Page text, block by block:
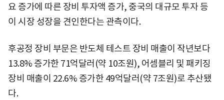
요 증가에 따른 장비 투자액 증가, 중국의 대규모 투자 등
이 시장 성장을 견인한다는 관측이다.
후공정 장비 부문은 반도체 테스트 장비 매출이 작년보다
13.8% 증가한 71억달러(약 10조원), 어셈블리 및 패키징
장비 매출이 22.6% 증가한 49억달러(약 7조원)로 추산됐
다.